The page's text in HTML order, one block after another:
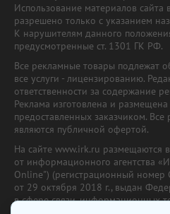
Использование материалов сайта
разрешено только с указанием
К нарушителям данного
предусмотренные ст. 1301 ГК РФ.
Все рекламные товары подлежат
все услуги - лицензированию.
ответственности за содержание
Реклама изготовлена и
предоставленных заказчиком.
являются публичной офертой.
На сайте www.irk.ru размещаются
от информационного агентства
Online") (регистрационный
от 29 октября 2018 г., выдан
в сфере связи, информационных